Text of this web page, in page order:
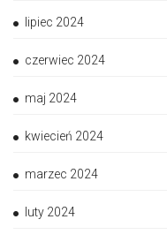
lipiec 2024
czerwiec 2024
maj 2024
kwiecień 2024
marzec 2024
luty 2024